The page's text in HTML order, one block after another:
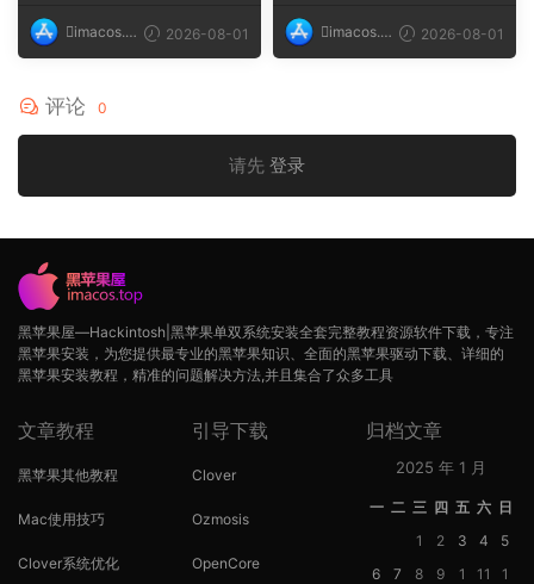
imacos.t
op
2026-08-01
imacos.t
op
2026-08-01
评论 0
请先 登录
黑苹果屋—Hackintosh|黑苹果单双系统安装全套完整教程资源软件下载，专注
黑苹果安装，为您提供最专业的黑苹果知识、全面的黑苹果驱动下载、详细的
黑苹果安装教程，精准的问题解决方法,并且集合了众多工具
文章教程
黑苹果其他教程
Mac使用技巧
Clover系统优化
引导下载
Clover
Ozmosis
OpenCore
归档文章
2025 年 1 月
一 二 三 四 五 六 日
1
2 3 4
5
6
7 8 9
1
11
1